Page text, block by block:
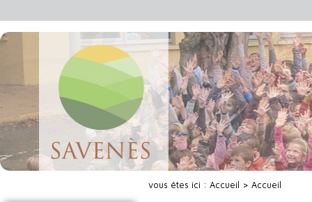
vous êtes ici : Accueil > Accueil